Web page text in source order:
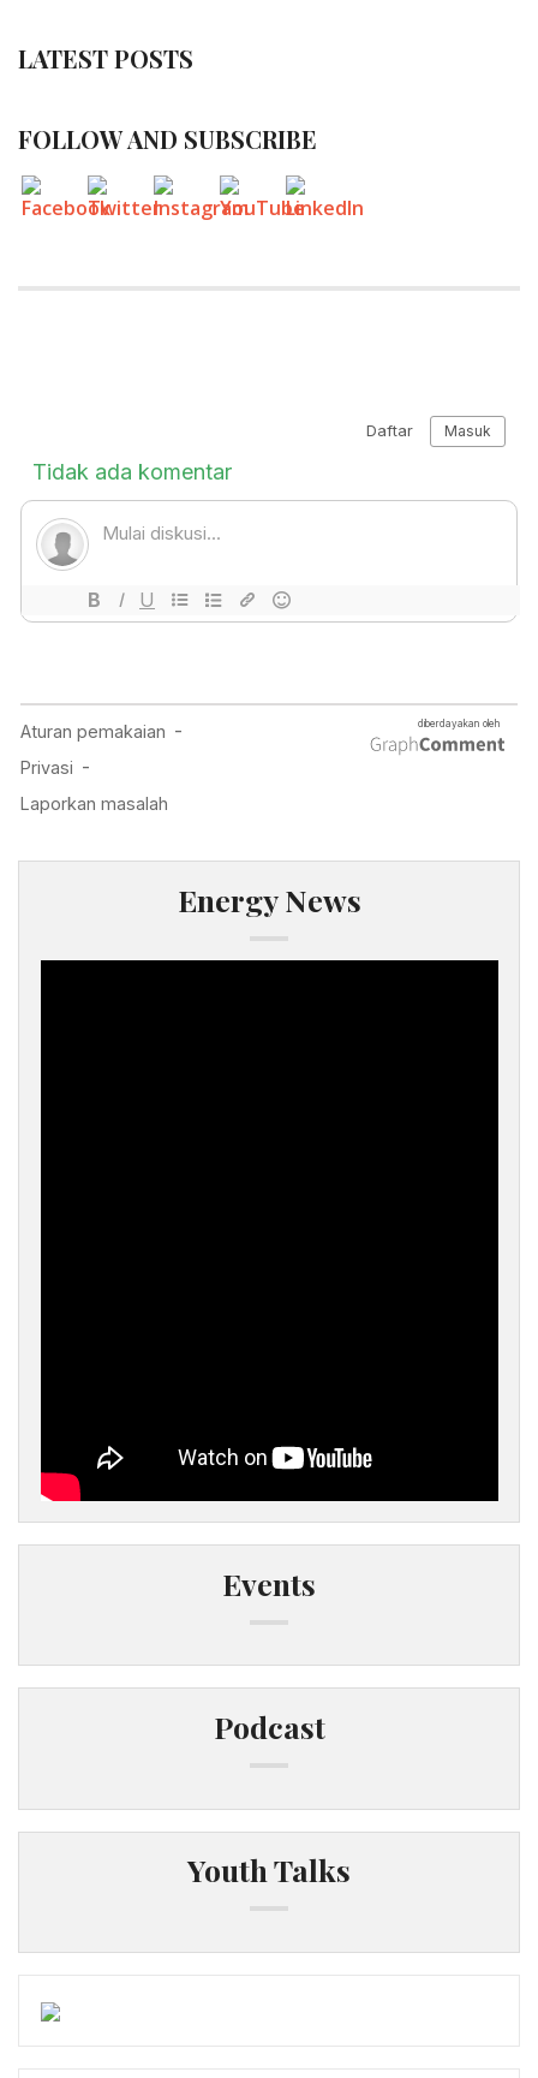
LATEST POSTS
FOLLOW AND SUBSCRIBE
Energy News
Events
Podcast
Youth Talks